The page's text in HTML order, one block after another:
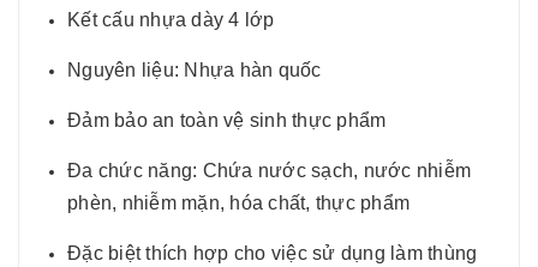
Kết cấu nhựa dày 4 lớp
Nguyên liệu: Nhựa hàn quốc
Đảm bảo an toàn vệ sinh thực phẩm
Đa chức năng: Chứa nước sạch, nước nhiễm
phèn, nhiễm mặn, hóa chất, thực phẩm
Đặc biệt thích hợp cho việc sử dụng làm thùng